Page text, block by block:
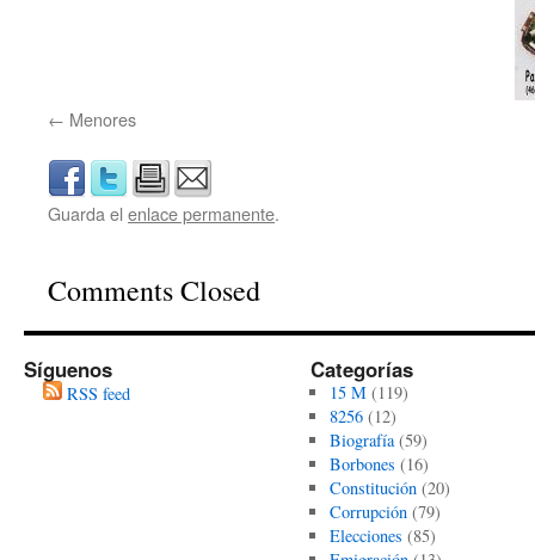
Menores
Guarda el enlace permanente.
Comments Closed
Síguenos
RSS feed
Categorías
15 M(119)
8256(12)
Biografía(59)
Borbones (16)
Constitución(20)
Corrupción(79)
Elecciones (85)